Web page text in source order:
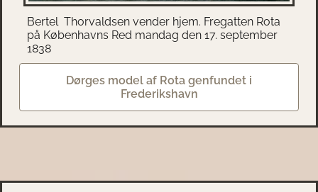
Bertel Thorvaldsen vender hjem. Fregatten Rota
på Københavns Red mandag den 17. september
1838
Dørges model af Rota genfundet i
Frederikshavn